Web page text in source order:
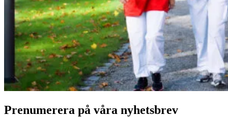
Prenumerera på våra nyhetsbrev